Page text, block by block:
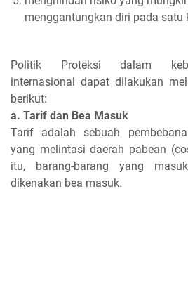
menggantungkan diri pada satu
Politik Proteksi dalam
internasional dapat dilakukan
berikut:
a. Tarif dan Bea Masuk
Tarif adalah sebuah
yang melintasi daerah pabean
itu, barang-barang yang
dikenakan bea masuk.